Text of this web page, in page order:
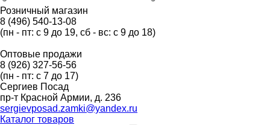
Розничный магазин
8 (496) 540-13-08
(пн - пт: с 9 до 19, сб - вс: с 9 до 18)
Оптовые продажи
8 (926) 327-56-56
(пн - пт: с 7 до 17)
Сергиев Посад
пр-т Красной Армии, д. 236
sergievposad.zamki@yandex.ru
Каталог товаров